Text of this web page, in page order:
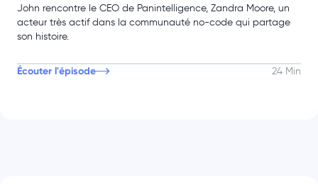
John rencontre le CEO de Panintelligence, Zandra Moore, un
acteur très actif dans la communauté no-code qui partage
son histoire.
Écouter l'épisode 24 Min